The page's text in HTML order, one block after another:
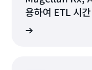
용하여 ETL 시